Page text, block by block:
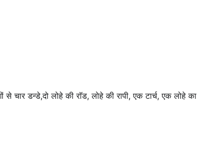
चार डन्डे,दो लोहे की राॅड, लोहे की रापी, एक टार्च, एक लोहे का